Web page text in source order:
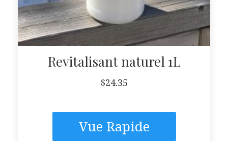
Revitalisant naturel 1L
$24.35
Vue Rapide